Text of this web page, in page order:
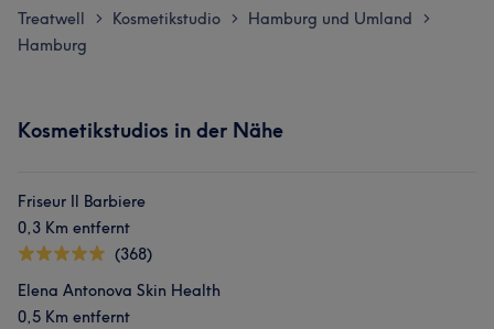
Treatwell > Kosmetikstudio > Hamburg und Umland >
Hamburg
Kosmetikstudios in der Nähe
Friseur Il Barbiere
0,3 Km entfernt
(368)
Elena Antonova Skin Health
0,5 Km entfernt